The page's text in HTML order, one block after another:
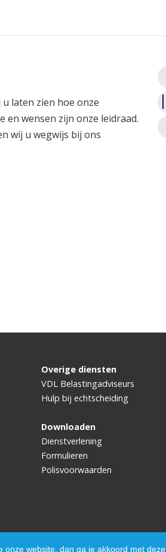
onze website, dan ga je akkoord met deze
laten zien hoe onze
en wensen zijn onze leidraad.
wij u wegwijs bij ons
Overige diensten
VDL Belastingadviseurs
Hulp bij echtscheiding
Downloaden
Dienstverlening
Formulieren
Polisvoorwaarden